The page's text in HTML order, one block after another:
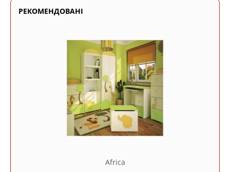
РЕКОМЕНДОВАНІ
Africa